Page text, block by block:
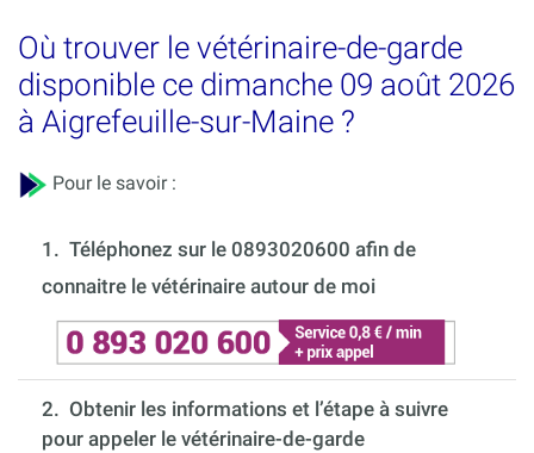
Où trouver le vétérinaire-de-garde
disponible ce dimanche 09 août 2026
à Aigrefeuille-sur-Maine ?
Pour le savoir :
1. Téléphonez sur le 0893020600 afin de
connaitre le vétérinaire autour de moi
2. Obtenir les informations et l’étape à suivre
pour appeler le vétérinaire-de-garde